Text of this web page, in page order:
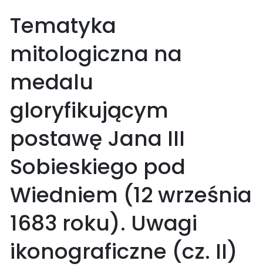
Tematyka
mitologiczna na
medalu
gloryfikującym
postawę Jana III
Sobieskiego pod
Wiedniem (12 września
1683 roku). Uwagi
ikonograficzne (cz. II)